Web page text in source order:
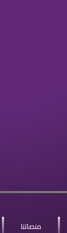
منصاتنا